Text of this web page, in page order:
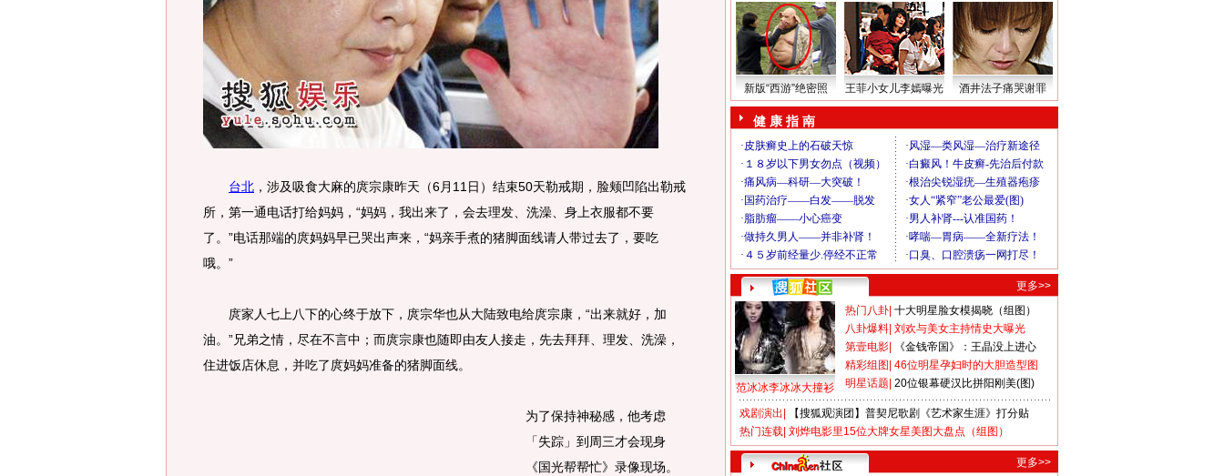
台北 ，涉及吸食大麻的庹宗康昨天（6月11日）结束50天勒戒期，脸颊凹陷出勒戒
所，第一通电话打给妈妈，“妈妈，我出来了，会去理发、洗澡、身上衣服都不要
了。”电话那端的庹妈妈早已哭出声来，“妈亲手煮的猪脚面线请人带过去了，要吃
哦。”
庹家人七上八下的心终于放下，庹宗华也从大陆致电给庹宗康，“出来就好，加
油。”兄弟之情，尽在不言中；而庹宗康也随即由友人接走，先去拜拜、理发、洗澡，
住进饭店休息，并吃了庹妈妈准备的猪脚面线。
为了保持神秘感，他考虑
「失踪」到周三才会现身
《国光帮帮忙》录像现场。
新版“西游”绝密照 王菲小女儿李嫣曝光 酒井法子痛哭谢罪
健 康 指 南
更多>>
范冰冰李冰冰大撞衫
热门八卦 十大明星脸女模揭晓（组图）
八卦爆料 刘欢与美女主持情史大曝光
第壹电影
《金钱帝国》：王晶没上进心
精彩组图 46位明星孕妇时的大胆造型图
明星话题 20位银幕硬汉比拼阳刚美(图)
戏剧演出
【搜狐观演团】普契尼歌剧《艺术家生涯》打分贴
热门连载 刘烨电影里15位大牌女星美图大盘点（组图）
更多>>